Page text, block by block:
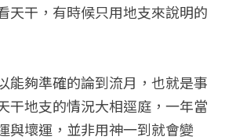
天干，有時候只用地支來說明的
能夠準確的論到流月，也就是事
干地支的情況大相逕庭，一年當
與壞運，並非用神一到就會變